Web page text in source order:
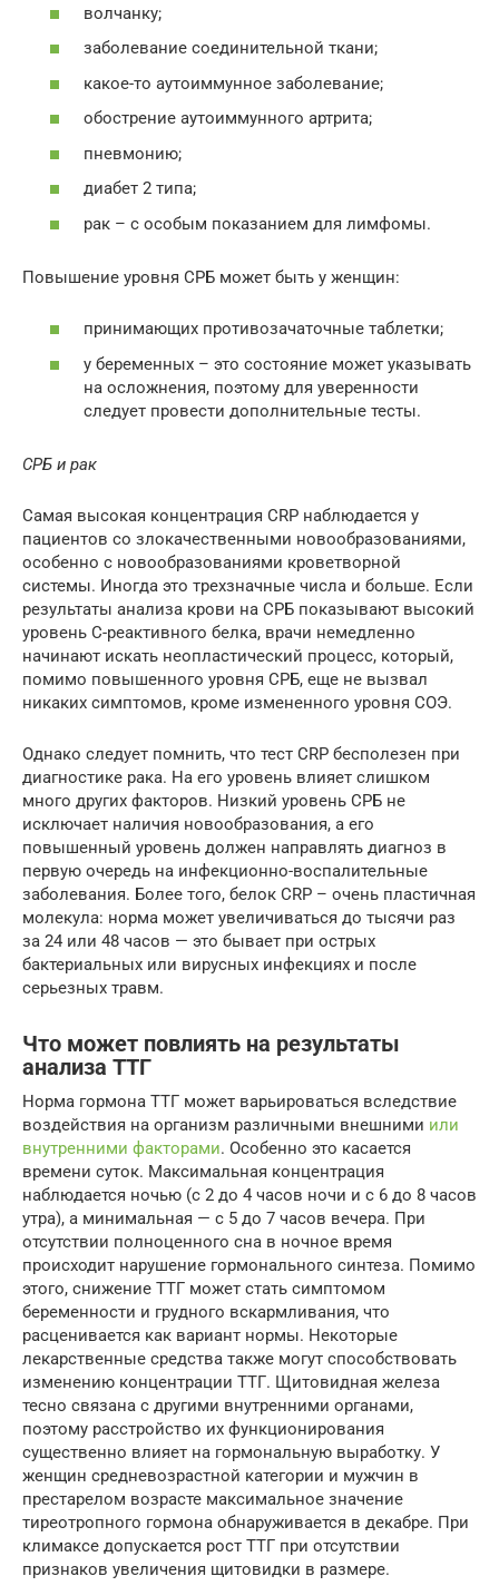
волчанку;
заболевание соединительной ткани;
какое-то аутоиммунное заболевание;
обострение аутоиммунного артрита;
пневмонию;
диабет 2 типа;
рак – с особым показанием для лимфомы.
Повышение уровня СРБ может быть у женщин:
принимающих противозачаточные таблетки;
у беременных – это состояние может указывать
на осложнения, поэтому для уверенности
следует провести дополнительные тесты.
СРБ и рак
Самая высокая концентрация CRP наблюдается у
пациентов со злокачественными новообразованиями,
особенно с новообразованиями кроветворной
системы. Иногда это трехзначные числа и больше. Если
результаты анализа крови на СРБ показывают высокий
уровень С-реактивного белка, врачи немедленно
начинают искать неопластический процесс, который,
помимо повышенного уровня СРБ, еще не вызвал
никаких симптомов, кроме измененного уровня СОЭ.
Однако следует помнить, что тест CRP бесполезен при
диагностике рака. На его уровень влияет слишком
много других факторов. Низкий уровень СРБ не
исключает наличия новообразования, а его
повышенный уровень должен направлять диагноз в
первую очередь на инфекционно-воспалительные
заболевания. Более того, белок CRP – очень пластичная
молекула: норма может увеличиваться до тысячи раз
за 24 или 48 часов — это бывает при острых
бактериальных или вирусных инфекциях и после
серьезных травм.
Что может повлиять на результаты
анализа ТТГ
Норма гормона ТТГ может варьироваться вследствие
воздействия на организм различными внешними или
внутренними факторами. Особенно это касается
времени суток. Максимальная концентрация
наблюдается ночью (с 2 до 4 часов ночи и с 6 до 8 часов
утра), а минимальная — с 5 до 7 часов вечера. При
отсутствии полноценного сна в ночное время
происходит нарушение гормонального синтеза. Помимо
этого, снижение ТТГ может стать симптомом
беременности и грудного вскармливания, что
расценивается как вариант нормы. Некоторые
лекарственные средства также могут способствовать
изменению концентрации ТТГ. Щитовидная железа
тесно связана с другими внутренними органами,
поэтому расстройство их функционирования
существенно влияет на гормональную выработку. У
женщин средневозрастной категории и мужчин в
престарелом возрасте максимальное значение
тиреотропного гормона обнаруживается в декабре. При
климаксе допускается рост ТТГ при отсутствии
признаков увеличения щитовидки в размере.